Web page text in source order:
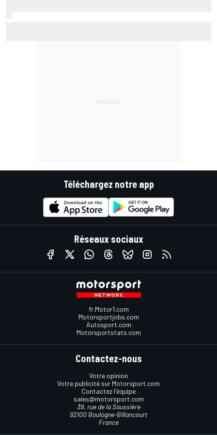
Téléchargez notre app
Réseaux sociaux
fr.Motor1.com
Motorsportjobs.com
Autosport.com
Motorsportstats.com
Contactez-nous
Votre opinion
Votre publicité sur Motorsport.com
Contactez l'équipe
sales@motorsport.com
39, rue de la Saussière
92100 Boulogne-Billancourt
France